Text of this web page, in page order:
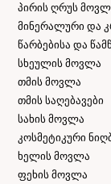
პირის ღრუს
მინერალური და
წარბებისა და
სხეულის მოვლა
თმის მოვლა
თმის საღებავები
სახის მოვლა
კოსმეტიკური
ხელის მოვლა
ფეხის მოვლა